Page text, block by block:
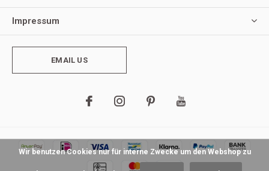
Impressum
EMAIL US
Wir benutzen Cookies nur für interne Zwecke um den Webshop zu